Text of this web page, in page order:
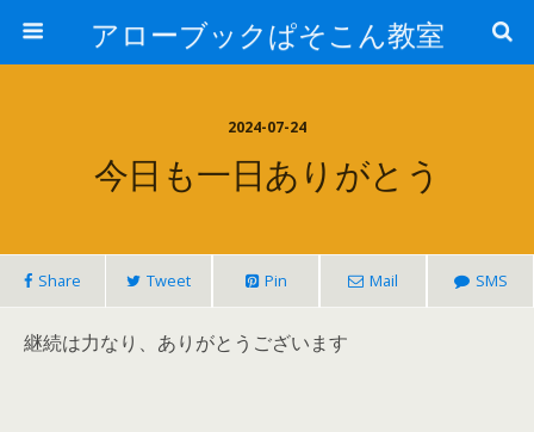
アローブックぱそこん教室
2024-07-24
今日も一日ありがとう
Share Tweet Pin Mail SMS
継続は力なり、ありがとうございます